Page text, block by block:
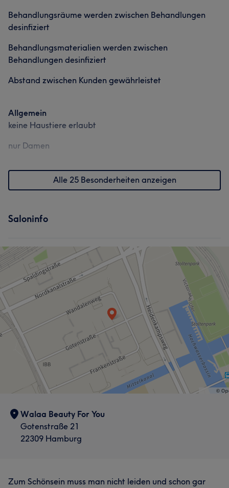
Behandlungsräume werden zwischen Behandlungen
desinfiziert
Behandlungsmaterialien werden zwischen
Behandlungen desinfiziert
Abstand zwischen Kunden gewährleistet
Allgemein
keine Haustiere erlaubt
nur Damen
Alle 25 Besonderheiten anzeigen
Saloninfo
Walaa Beauty For You
Gotenstraße 21
22309 Hamburg
Zum Schönsein muss man nicht leiden und schon gar